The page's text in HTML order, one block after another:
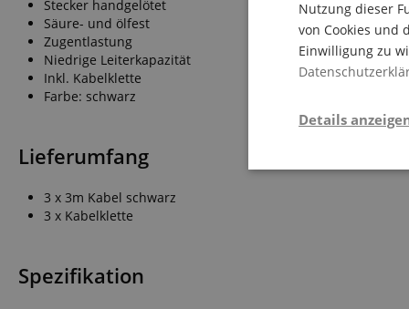
Stecker handgelötet
Säure- und ölfest
Zugentlastung
Niedrige Leiterkapazität
Inkl. Kabelklette
Farbe: schwarz
Lieferumfang
3 x 3m Kabel schwarz
3 x Kabelklette
Spezifikation
Nutzung dieser
von Cookies und
Einwilligung zu
Details